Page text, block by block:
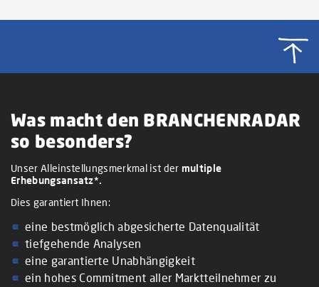
Was macht den BRANCHENRADAR
so besonders?
Unser Alleinstellungsmerkmal ist der multiple
Erhebungsansatz*.
Dies garantiert Ihnen:
eine bestmöglich abgesicherte Datenqualität
tiefgehende Analysen
eine garantierte Unabhängigkeit
ein hohes Commitment aller Marktteilnehmer zu